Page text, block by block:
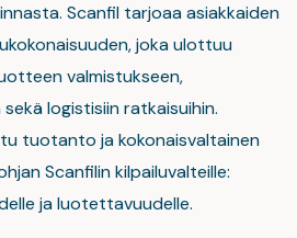
Scanfil tarjoaa asiakkaiden
joka ulottuu
valmistukseen,
logistisiin ratkaisuihin.
tuotanto ja kokonaisvaltainen
Scanfilin kilpailuvalteille:
ja luotettavuudelle.